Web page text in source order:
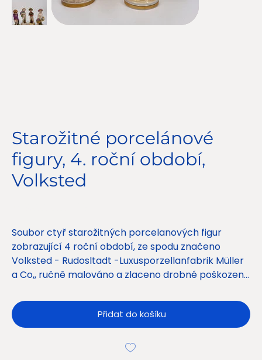
Starožitné porcelánové
figury, 4. roční období,
Volksted
Soubor ctyř starožitných porcelanových figur
zobrazující 4 roční období, ze spodu značeno
Volksted - Rudosltadt -Luxusporzellanfabrik Müller
a Co,, ručně malováno a zlaceno drobné poškození
Přidat do košíku